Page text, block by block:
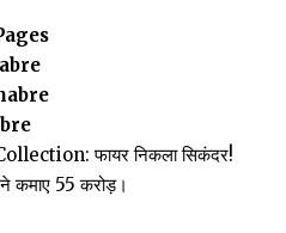
फायर निकला सिकंदर!
कमाए ₹55 करोड़।